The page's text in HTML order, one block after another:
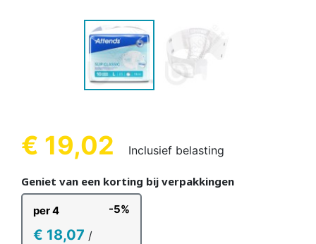
€ 19,02 Inclusief belasting
Geniet van een korting bij verpakkingen
per 4 -5%
€ 18,07 /